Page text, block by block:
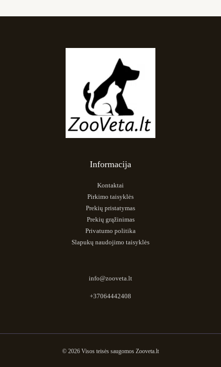
Informacija
Kontaktai
Pirkimo taisyklės
Prekių pristatymas
Prekių grąžinimas
Privatumo politika
Slapukų naudojimo taisyklės
info@zooveta.lt
+37064442408
© 2026 Visos teisės saugomos Zooveta.lt